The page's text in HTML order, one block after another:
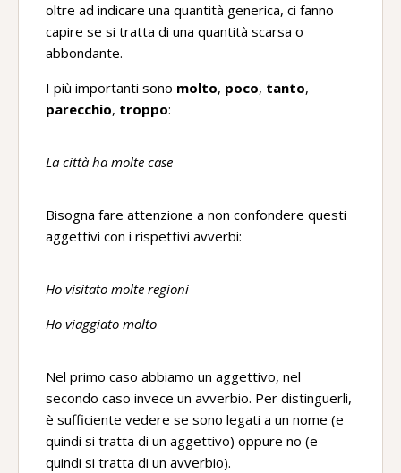
oltre ad indicare una quantità generica, ci fanno
capire se si tratta di una quantità scarsa o
abbondante.
I più importanti sono molto, poco, tanto,
parecchio, troppo:
La città ha molte case
Bisogna fare attenzione a non confondere questi
aggettivi con i rispettivi avverbi:
Ho visitato molte regioni
Ho viaggiato molto
Nel primo caso abbiamo un aggettivo, nel
secondo caso invece un avverbio. Per distinguerli,
è sufficiente vedere se sono legati a un nome (e
quindi si tratta di un aggettivo) oppure no (e
quindi si tratta di un avverbio).